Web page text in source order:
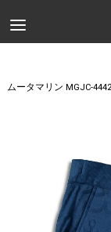
ムータマリン MGJC-